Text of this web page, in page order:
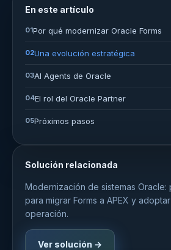
En este artículo
01Por qué modernizar Oracle Forms
02Una evolución estratégica
03AI Agents de Oracle
04El rol del Oracle Partner
05Próximos pasos
Solución relacionada
Modernización de sistemas Oracle:
para migrar Forms a APEX y
operación.
Ver solución →